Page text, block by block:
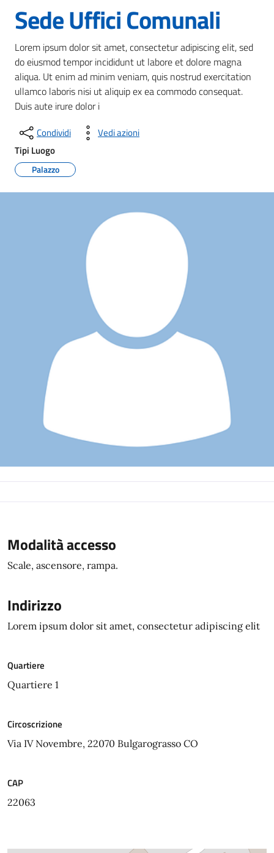
Sede Uffici Comunali
Lorem ipsum dolor sit amet, consectetur adipiscing elit, sed
do eiusmod tempor incididunt ut labore et dolore magna
aliqua. Ut enim ad minim veniam, quis nostrud exercitation
ullamco laboris nisi ut aliquip ex ea commodo consequat.
Duis aute irure dolor i
Condividi
Vedi azioni
Tipi Luogo
Palazzo
Modalità accesso
Scale, ascensore, rampa.
Indirizzo
Lorem ipsum dolor sit amet, consectetur adipiscing elit
Quartiere
Quartiere 1
Circoscrizione
Via IV Novembre, 22070 Bulgarograsso CO
CAP
22063